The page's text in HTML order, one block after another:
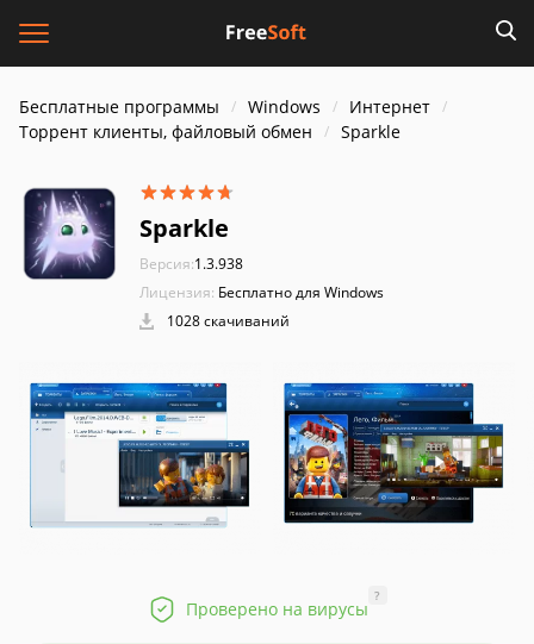
Бесплатные программы Windows
Интернет
Торрент клиенты, файловый обмен
Sparkle
Sparkle
Версия:1.3.938
Лицензия: Бесплатно для Windows
1028 скачиваний
Проверено на вирусы
?